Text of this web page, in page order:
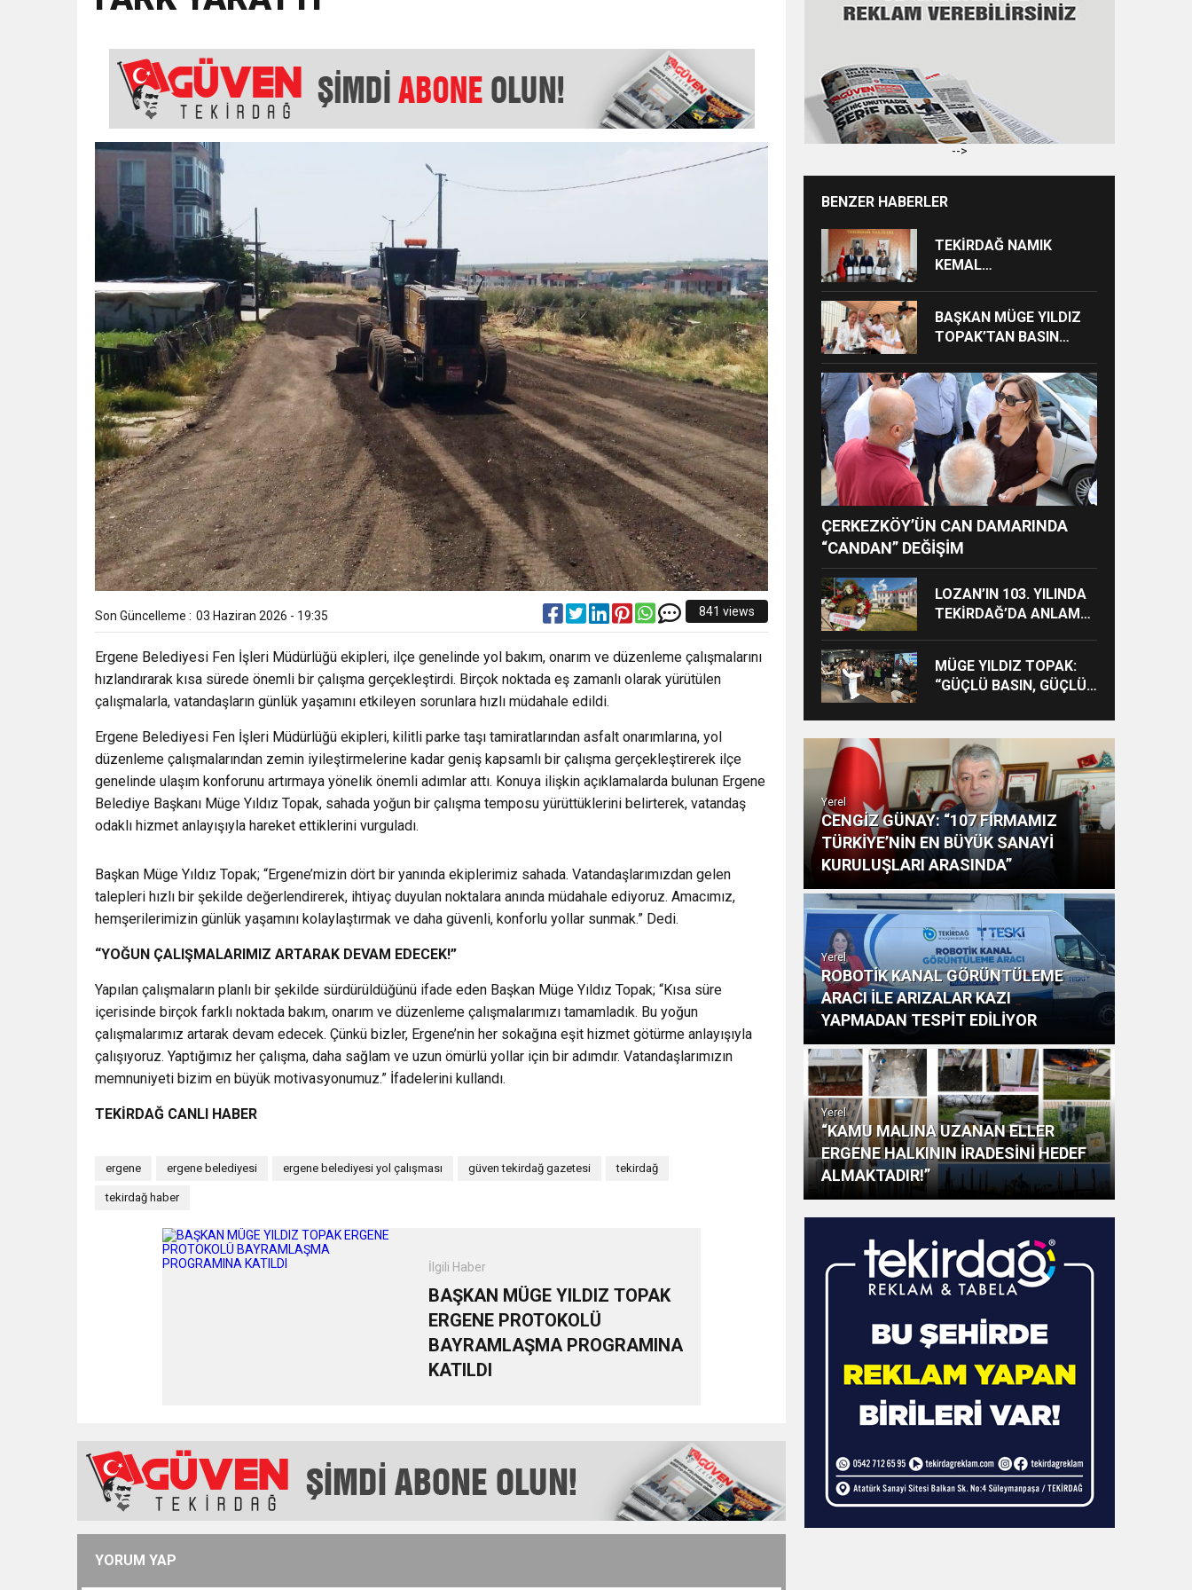
15:35 ÇERKEZKÖY’ÜN CAN DAMARINDA “CANDAN” DEĞİŞİM
12:32
17:43 6. GELENEKSEL KEŞKEK ŞENLİĞİNDE MUHTEŞEM FİNAL
Son Güncelleme : 03 Haziran 2026 - 19:35 841 views
Ergene Belediyesi Fen İşleri Müdürlüğü ekipleri, ilçe genelinde yol bakım, onarım ve düzenleme çalışmalarını
hızlandırarak kısa sürede önemli bir çalışma gerçekleştirdi. Birçok noktada eş zamanlı olarak yürütülen
çalışmalarla, vatandaşların günlük yaşamını etkileyen sorunlara hızlı müdahale edildi.
Ergene Belediyesi Fen İşleri Müdürlüğü ekipleri, kilitli parke taşı tamiratlarından asfalt onarımlarına, yol
düzenleme çalışmalarından zemin iyileştirmelerine kadar geniş kapsamlı bir çalışma gerçekleştirerek ilçe
genelinde ulaşım konforunu artırmaya yönelik önemli adımlar attı. Konuya ilişkin açıklamalarda bulunan Ergene
Belediye Başkanı Müge Yıldız Topak, sahada yoğun bir çalışma temposu yürüttüklerini belirterek, vatandaş
odaklı hizmet anlayışıyla hareket ettiklerini vurguladı.
Başkan Müge Yıldız Topak; “Ergene’mizin dört bir yanında ekiplerimiz sahada. Vatandaşlarımızdan gelen
talepleri hızlı bir şekilde değerlendirerek, ihtiyaç duyulan noktalara anında müdahale ediyoruz. Amacımız,
hemşerilerimizin günlük yaşamını kolaylaştırmak ve daha güvenli, konforlu yollar sunmak.” Dedi.
“YOĞUN ÇALIŞMALARIMIZ ARTARAK DEVAM EDECEK!”
Yapılan çalışmaların planlı bir şekilde sürdürüldüğünü ifade eden Başkan Müge Yıldız Topak; “Kısa süre
içerisinde birçok farklı noktada bakım, onarım ve düzenleme çalışmalarımızı tamamladık. Bu yoğun
çalışmalarımız artarak devam edecek. Çünkü bizler, Ergene’nin her sokağına eşit hizmet götürme anlayışıyla
çalışıyoruz. Yaptığımız her çalışma, daha sağlam ve uzun ömürlü yollar için bir adımdır. Vatandaşlarımızın
memnuniyeti bizim en büyük motivasyonumuz.” İfadelerini kullandı.
TEKİRDAĞ CANLI HABER
ergene ergene belediyesi ergene belediyesi yol çalışması güven tekirdağ gazetesi tekirdağ
tekirdağ haber
İlgili Haber
BAŞKAN MÜGE YILDIZ TOPAK
ERGENE PROTOKOLÜ
BAYRAMLAŞMA PROGRAMINA
KATILDI
YORUM YAP
-->
BENZER HABERLER
TEKİRDAĞ NAMIK
KEMAL
HİZMET
BAŞKAN MÜGE YILDIZ
TOPAK’TAN BASIN
BULUŞMASI
ÇERKEZKÖY’ÜN CAN DAMARINDA
“CANDAN” DEĞİŞİM
LOZAN’IN 103. YILINDA
TEKİRDAĞ’DA ANLAMLI
MÜGE YILDIZ TOPAK:
“GÜÇLÜ BASIN, GÜÇLÜ
TEMİNATIDIR!”
Yerel
CENGİZ GÜNAY: “107 FİRMAMIZ
TÜRKİYE’NİN EN BÜYÜK SANAYİ
KURULUŞLARI ARASINDA”
Yerel
ROBOTİK KANAL GÖRÜNTÜLEME
ARACI İLE ARIZALAR KAZI
YAPMADAN TESPİT EDİLİYOR
Yerel
“KAMU MALINA UZANAN ELLER
ERGENE HALKININ İRADESİNİ HEDEF
ALMAKTADIR!”